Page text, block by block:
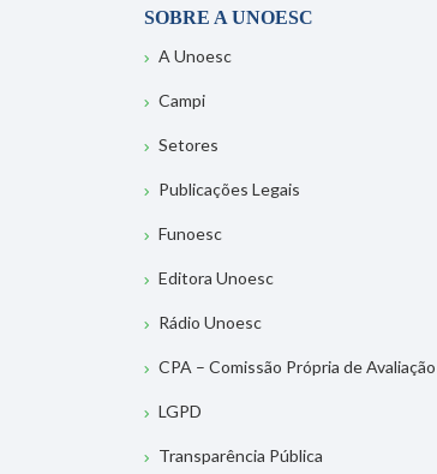
SOBRE A UNOESC
A Unoesc
Campi
Setores
Publicações Legais
Funoesc
Editora Unoesc
Rádio Unoesc
CPA – Comissão Própria de Avaliação
LGPD
Transparência Pública